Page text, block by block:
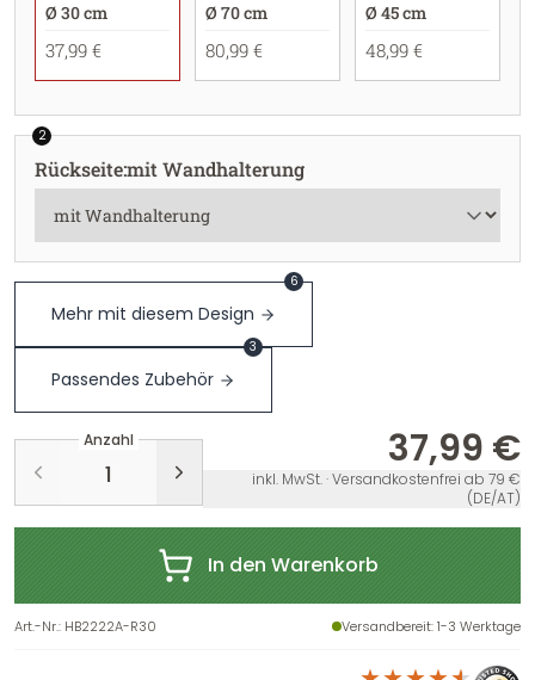
Ø 30 cm
37,99 €
Ø 70 cm
80,99 €
Ø 45 cm
48,99 €
2
Rückseite:mit Wandhalterung
Mehr mit diesem Design
6
Passendes Zubehör
3
Anzahl 37,99 €
inkl. MwSt. · Versandkostenfrei ab 79 €
(DE/AT)
In den Warenkorb
Art.-Nr.: HB2222A-R30 Versandbereit: 1-3 Werktage